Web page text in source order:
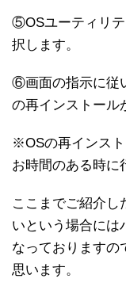
⑤OSユーティリ
択します。
⑥画面の指示に従
の再インストール
※OSの再インス
お時間のある時に
ここまでご紹介し
いという場合には
なっておりますの
思います。